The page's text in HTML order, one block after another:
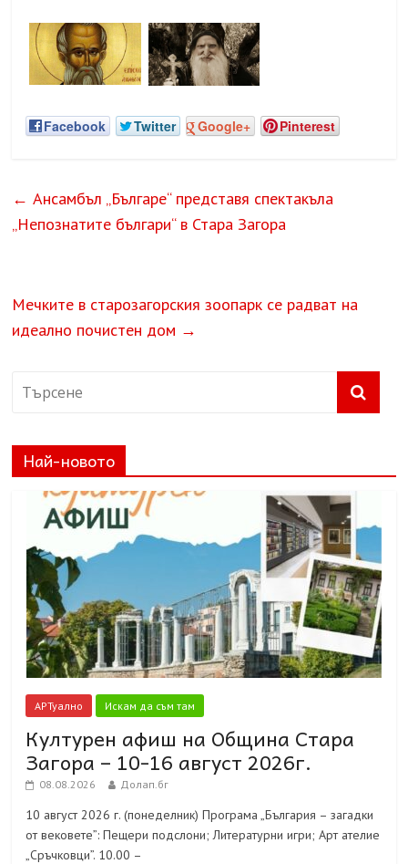
Facebook Twitter Google+ Pinterest
← Ансамбъл „Българе“ представя спектакъла
„Непознатите българи“ в Стара Загора
Мечките в старозагорския зоопарк се радват на
идеално почистен дом →
Най-новото
АРТуално Искам да съм там
Културен афиш на Община Стара
Загора – 10-16 август 2026г.
08.08.2026 Долап.бг
10 август 2026 г. (понеделник) Програма „България – загадки
от вековете”: Пещери подслони; Литературни игри; Арт ателие
„Сръчковци”. 10.00 –